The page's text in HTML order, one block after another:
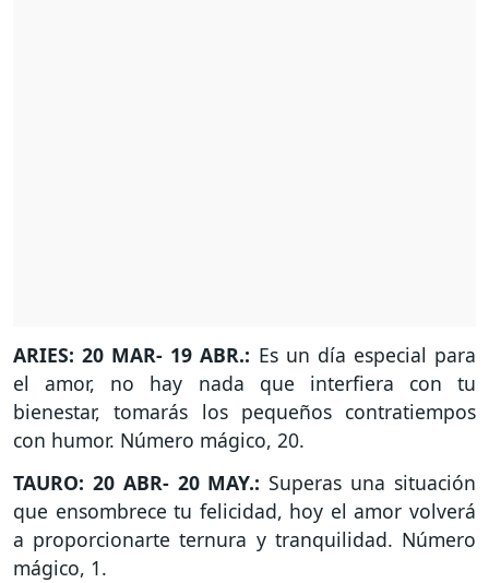
ARIES: 20 MAR- 19 ABR.: Es un día especial para
el amor, no hay nada que interfiera con tu
bienestar, tomarás los pequeños contratiempos
con humor. Número mágico, 20.
TAURO: 20 ABR- 20 MAY.:Superas una situación
que ensombrece tu felicidad, hoy el amor volverá
a proporcionarte ternura y tranquilidad. Número
mágico, 1.